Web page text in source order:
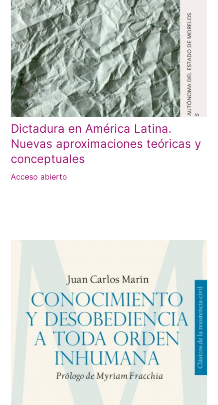
Dictadura en América Latina.
Nuevas aproximaciones teóricas y
conceptuales
Acceso abierto